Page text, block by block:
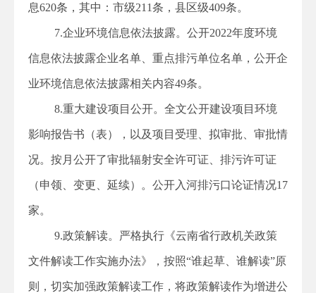
息620条，其中：市级211条，县区级409条。
7.企业环境信息依法披露。公开2022年度环境
信息依法披露企业名单、重点排污单位名单，公开企
业环境信息依法披露相关内容49条。
8.重大建设项目公开。全文公开建设项目环境
影响报告书（表），以及项目受理、拟审批、审批情
况。按月公开了审批辐射安全许可证、排污许可证
（申领、变更、延续）。公开入河排污口论证情况17
家。
9.政策解读。严格执行《云南省行政机关政策
文件解读工作实施办法》，按照“谁起草、谁解读”原
则，切实加强政策解读工作，将政策解读作为增进公